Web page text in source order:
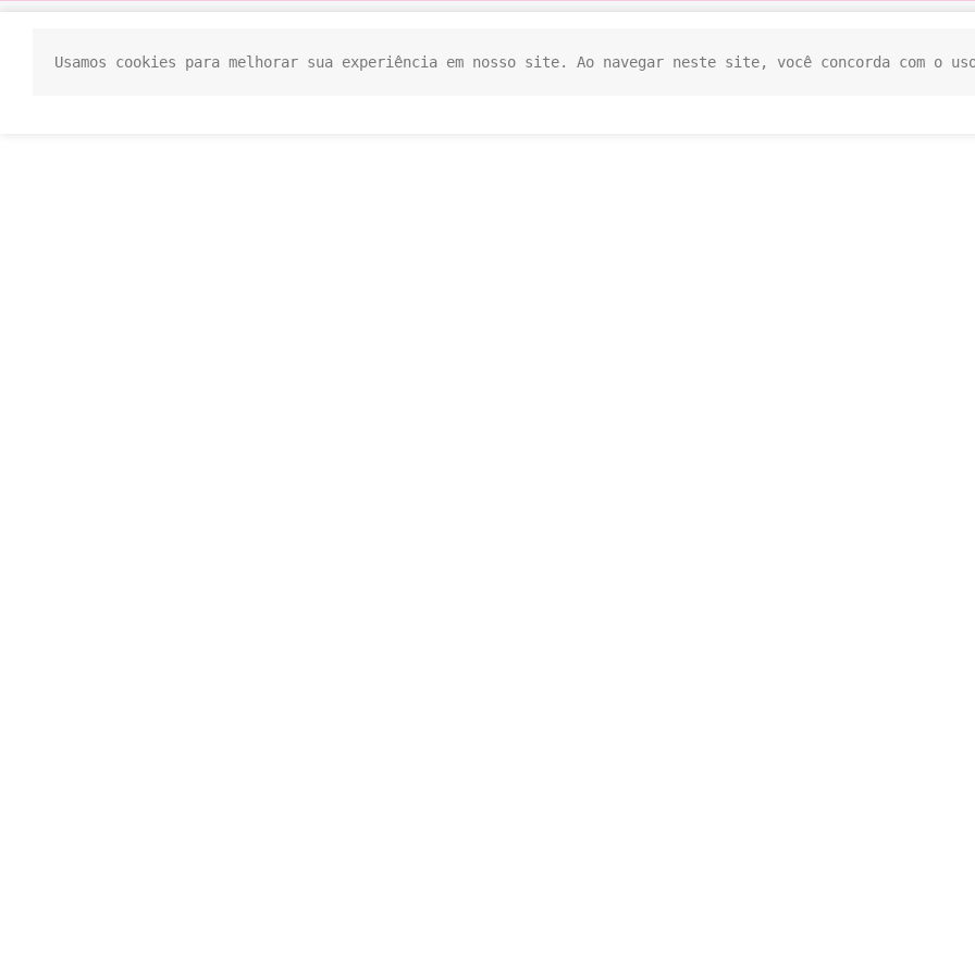
Usamos cookies para melhorar sua experiência em nosso site. Ao navegar neste site, você concorda com o